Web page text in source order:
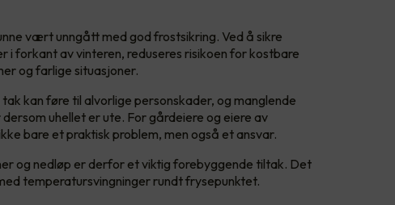
vært unngått med god frostsikring. Ved å sikre
i forkant av vinteren, reduseres risikoen for kostbare
og farlige situasjoner.
kan føre til alvorlige personskader, og manglende
uhellet er ute. For gårdeiere og eiere av
bare et praktisk problem, men også et ansvar.
og nedløp er derfor et viktig forebyggende tiltak. Det
temperatursvingninger rundt frysepunktet.